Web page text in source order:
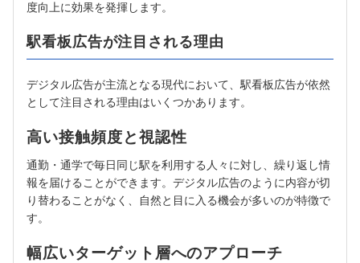
度向上に効果を発揮します。
駅看板広告が注目される理由
デジタル広告が主流となる現代において、駅看板広告が依然
として注目される理由はいくつかあります。
高い接触頻度と視認性
通勤・通学で毎日同じ駅を利用する人々に対し、繰り返し情
報を届けることができます。デジタル広告のように内容が切
り替わることがなく、自然と目に入る機会が多いのが特徴で
す。
幅広いターゲット層へのアプローチ